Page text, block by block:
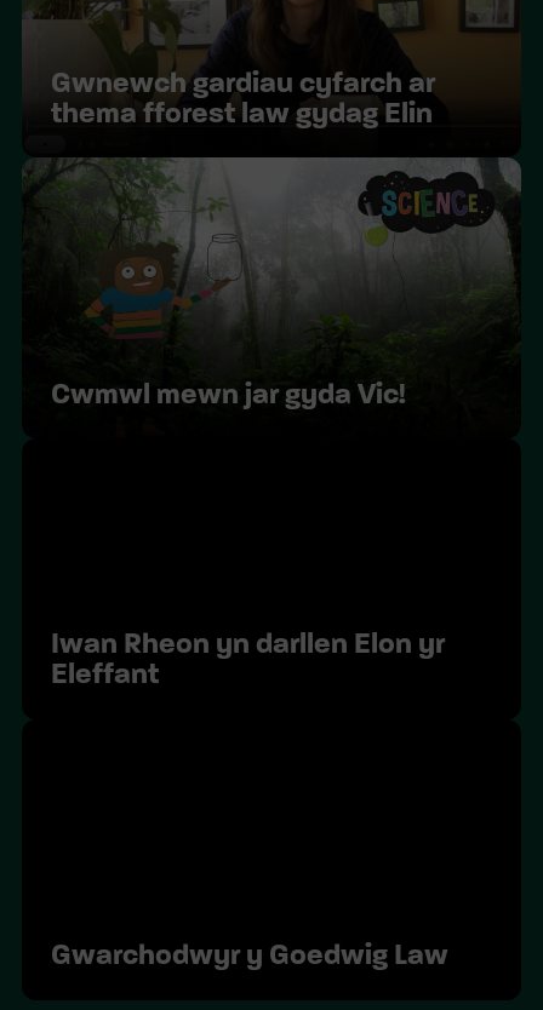
Gwnewch gardiau cyfarch ar
thema fforest law gydag Elin
Cwmwl mewn jar gyda Vic!
Iwan Rheon yn darllen Elon yr
Eleffant
Gwarchodwyr y Goedwig Law